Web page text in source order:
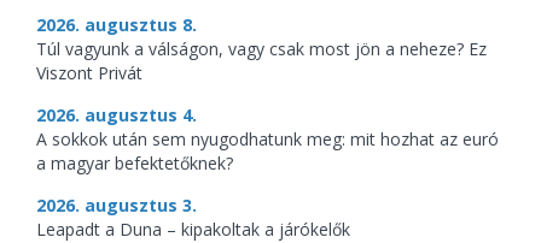
2026. augusztus 8.
Túl vagyunk a válságon, vagy csak most jön a neheze? Ez
Viszont Privát
2026. augusztus 4.
A sokkok után sem nyugodhatunk meg: mit hozhat az euró
a magyar befektetőknek?
2026. augusztus 3.
Leapadt a Duna – kipakoltak a járókelők